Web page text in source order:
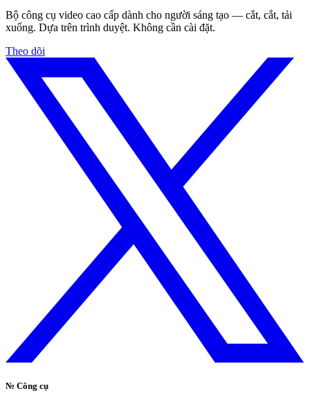
Bộ công cụ video cao cấp dành cho người sáng tạo — cắt, cắt, tải
xuống. Dựa trên trình duyệt. Không cần cài đặt.
Theo dõi
№ Công cụ